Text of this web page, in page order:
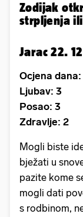
Zodijak
strpljenja
Jarac 22.
Ocjena dana:
Ljubav: 3
Posao: 3
Zdravlje: 2
Mogli biste
bježati u
pazite kome
mogli dati
s rodbinom,